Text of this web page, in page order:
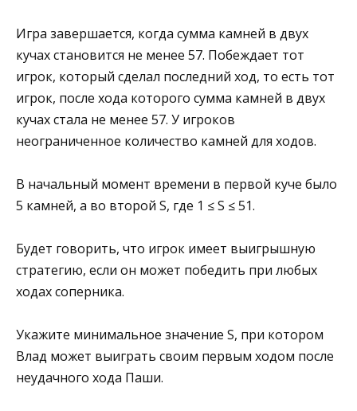
Игра завершается, когда сумма камней в двух
кучах становится не менее 57. Побеждает тот
игрок, который сделал последний ход, то есть тот
игрок, после хода которого сумма камней в двух
кучах стала не менее 57. У игроков
неограниченное количество камней для ходов.
В начальный момент времени в первой куче было
5 камней, а во второй S, где 1 ≤ S ≤ 51.
Будет говорить, что игрок имеет выигрышную
стратегию, если он может победить при любых
ходах соперника.
Укажите минимальное значение S, при котором
Влад может выиграть своим первым ходом после
неудачного хода Паши.